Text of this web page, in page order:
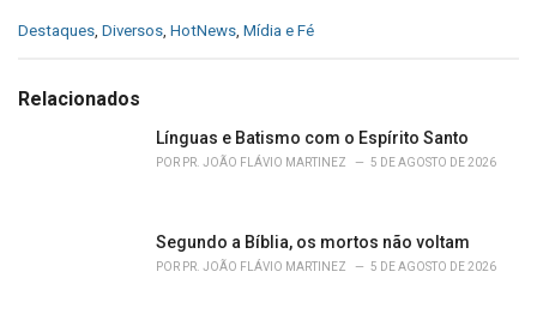
C
e
Destaques, Diversos, HotNews, Mídia e Fé
Relacionados
Línguas e Batismo com o Espírito Santo
POR PR. JOÃO FLÁVIO MARTINEZ 5 DE AGOSTO DE 2026
Segundo a Bíblia, os mortos não voltam
POR PR. JOÃO FLÁVIO MARTINEZ 5 DE AGOSTO DE 2026